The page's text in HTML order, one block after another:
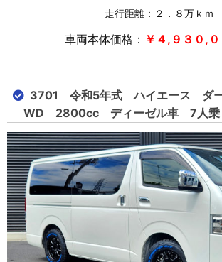
走行距離：２．８万ｋｍ
車両本体価格： ￥４,９３０,０
3701 令和5年式 ハイエース ダ
WD 2800cc ディーゼル車 7人